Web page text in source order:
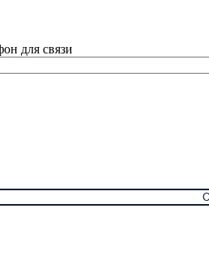
для связи